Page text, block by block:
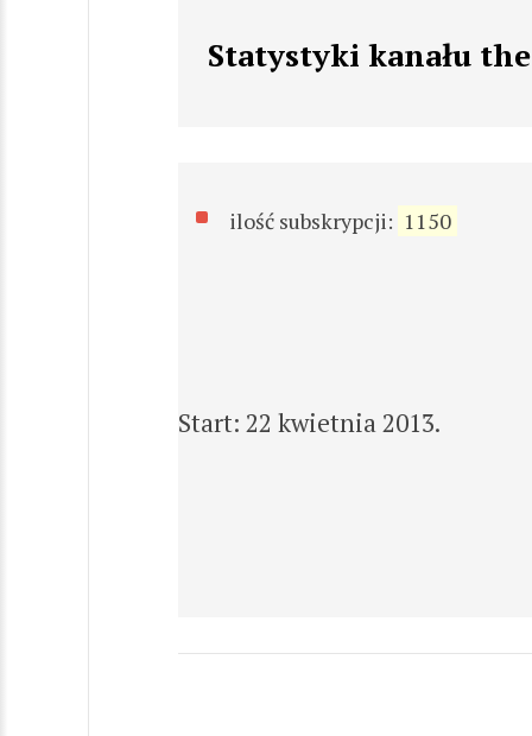
Statystyki kanału
ilość subskrypcji: 1150
Start: 22 kwietnia 2013.